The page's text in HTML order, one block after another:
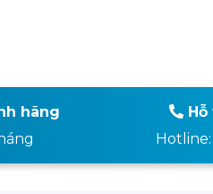
hãng